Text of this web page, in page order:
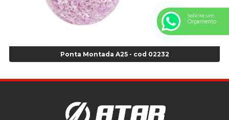
Anel p/ montagem de pneu s/cam aro 22,5 - Cod 00166
Anel para Montagem do Pneu Sem Câmara Aro 24,5 - Cod 02935
Anel para Vedação OR 325 - Cod 03390
Anel para Vedação OR 325 Nacional -Cod 01768
Anel para Vedação OR 335 Importado - Cod 01771
Ponta Montada A25 - cod 02232
Solicite um
Orçamento